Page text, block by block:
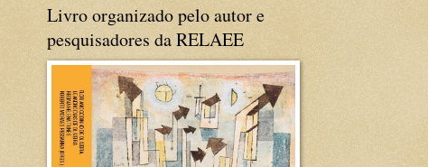
Livro organizado pelo autor e
pesquisadores da RELAEE